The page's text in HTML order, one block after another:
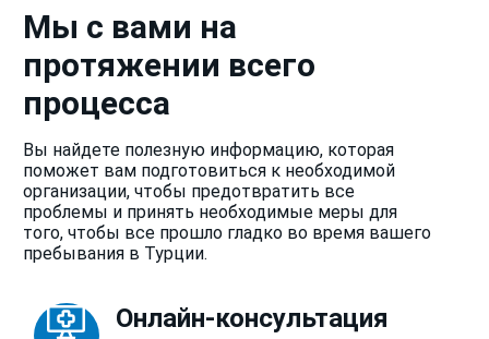
Мы с вами на
протяжении всего
процесса
Вы найдете полезную информацию, которая
поможет вам подготовиться к необходимой
организации, чтобы предотвратить все
проблемы и принять необходимые меры для
того, чтобы все прошло гладко во время вашего
пребывания в Турции.
Онлайн-консультация